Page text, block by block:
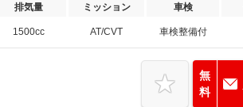
排気量 ミッション 車検
1500cc AT/CVT 車検整備付
無
料